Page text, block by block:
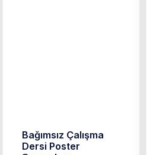
Bağımsız Çalışma
Dersi Poster